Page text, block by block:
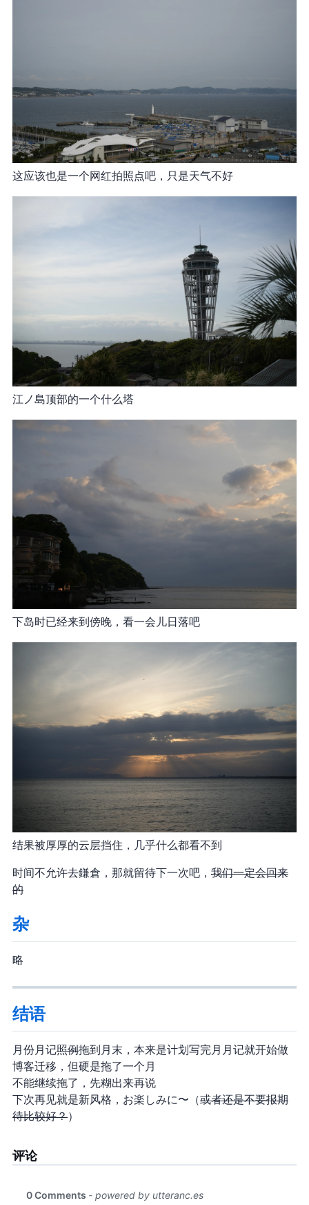
这应该也是一个网红拍照点吧，只是天气不好
江ノ島顶部的一个什么塔
下岛时已经来到傍晚，看一会儿日落吧
结果被厚厚的云层挡住，几乎什么都看不到
时间不允许去鎌倉，那就留待下一次吧， 我们一定会回来
的.jpg
杂
略
结语
5 月份月记照例拖到 6 月末，本来是计划写完 5 月月记就开始做
博客迁移，但硬是拖了一个月
不能继续拖了，先糊出来再说
下次再见就是新风格，お楽しみに〜（或者…还是不要报期
待比较好？）
评论